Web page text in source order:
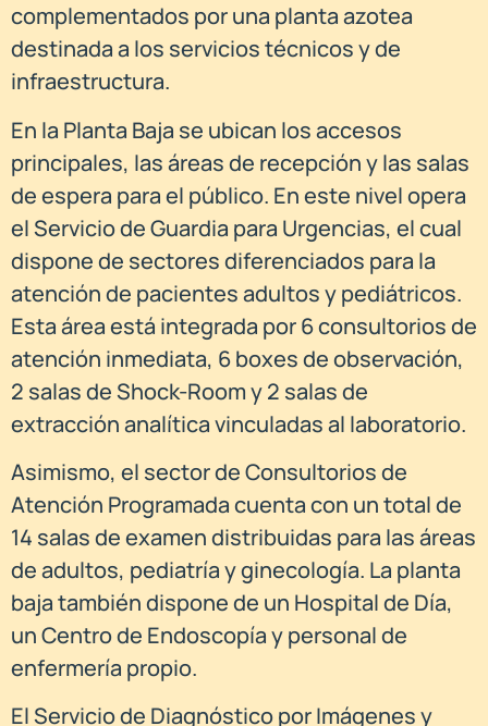
complementados por una planta azotea
destinada a los servicios técnicos y de
infraestructura.
En la Planta Baja se ubican los accesos
principales, las áreas de recepción y las salas
de espera para el público. En este nivel opera
el Servicio de Guardia para Urgencias, el cual
dispone de sectores diferenciados para la
atención de pacientes adultos y pediátricos.
Esta área está integrada por 6 consultorios de
atención inmediata, 6 boxes de observación,
2 salas de Shock-Room y 2 salas de
extracción analítica vinculadas al laboratorio.
Asimismo, el sector de Consultorios de
Atención Programada cuenta con un total de
14 salas de examen distribuidas para las áreas
de adultos, pediatría y ginecología. La planta
baja también dispone de un Hospital de Día,
un Centro de Endoscopía y personal de
enfermería propio.
El Servicio de Diagnóstico por Imágenes y